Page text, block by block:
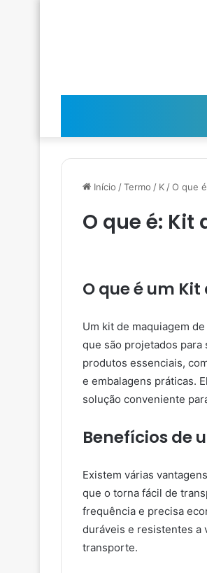
Início /Termo / K /O que
O que é:
O que é um
Um kit de maquiagem
que são projetados para
produtos essenciais,
e embalagens práticas.
solução conveniente
Benefícios de
Existem várias
que o torna fácil de
frequência e precisa
duráveis e resistentes a
transporte.